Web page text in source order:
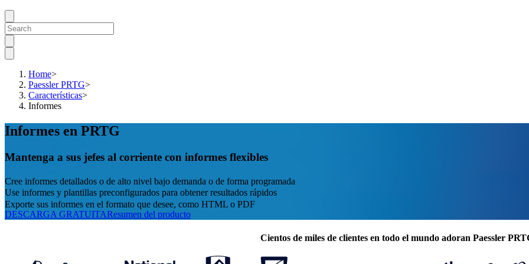
Home>
Paessler PRTG>
Características>
Informes
Informes en PRTG
Mantenga a sus jefes al corriente con informes flexibles
Cree informes detallados o de alto nivel bajo demanda o de forma programada
Use informes y plantillas preconfigurados para obtener resultados rápidos
Exporte sus informes en el formato que desee, como HTML o PDF
DESCARGA GRATUITAResumen del producto
Cientos de miles de clientes en todo el mundo adoran Paessler